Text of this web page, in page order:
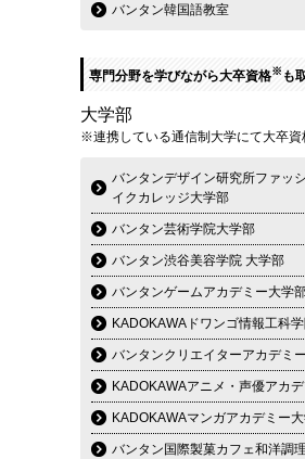
バンタン韓国語教室
専門分野を学びながら大卒資格※ も
大学部
※連携している通信制大学にて大卒資
バンタンデザイン研究所ファッ
イクカレッジ大学部
バンタン芸術学院大学部
バンタン渋谷美容学院 大学部
バンタンゲームアカデミー大学
KADOKAWAドワンゴ情報工科
バンタンクリエイターアカデミ
KADOKAWAアニメ・声優アカ
KADOKAWAマンガアカデミー
バンタン国際製菓カフェ和洋調